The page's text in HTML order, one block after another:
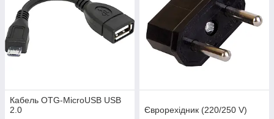
Кабель OTG-MicroUSB USB
2.0
Єврорехідник (220/250 V)